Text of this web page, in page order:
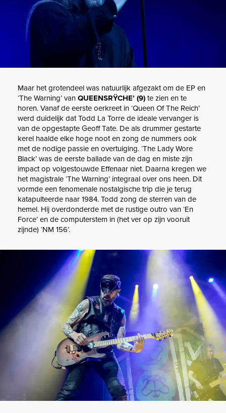
Maar het grotendeel was natuurlijk afgezakt om de EP en
‘The Warning’ van QUEENSRŸCHE’ (9) te zien en te
horen. Vanaf de eerste oerkreet in ‘Queen Of The Reich’
werd duidelijk dat Todd La Torre de ideale vervanger is
van de opgestapte Geoff Tate. De als drummer gestarte
kerel haalde elke hoge noot en zong de nummers ook
met de nodige passie en overtuiging. ‘The Lady Wore
Black’ was de eerste ballade van de dag en miste zijn
impact op volgestouwde Effenaar niet. Daarna kregen we
het magistrale ‘The Warning’ integraal over ons heen. Dit
vormde een fenomenale nostalgische trip die je terug
katapulteerde naar 1984. Todd zong de sterren van de
hemel. Hij overdonderde met de rustige outro van ‘En
Force’ en de computerstem in (het ver op zijn vooruit
zijnde) ‘NM 156’.